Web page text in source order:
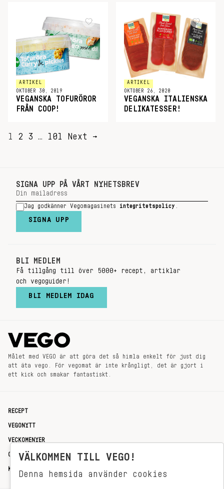
ARTIKEL
OKTOBER 30, 2019
VEGANSKA TOFURÖROR
FRÅN COOP!
ARTIKEL
OKTOBER 26, 2020
VEGANSKA ITALIENSKA
DELIKATESSER!
SIDNUMRERING
1 2 3 … 101 Next →
SIGNA UPP PÅ VÅRT NYHETSBREV
Jag godkänner Vegomagasinets integritetspolicy
SIGNA UPP
BLI MEDLEM
Få tillgång till över 5000+ recept, artiklar
och vegoguider!
BLI MEDLEM IDAG
Målet med VEGO är att göra det så himla enkelt för just dig
att äta vego. För vegomat är inte krångligt, det är gjort i
ett kick och smakar fantastiskt.
RECEPT
VEGONYTT
VECKOMENYER
OM OSS
KONTAKT
VÄLKOMMEN TILL VEGO!
Denna hemsida använder cookies